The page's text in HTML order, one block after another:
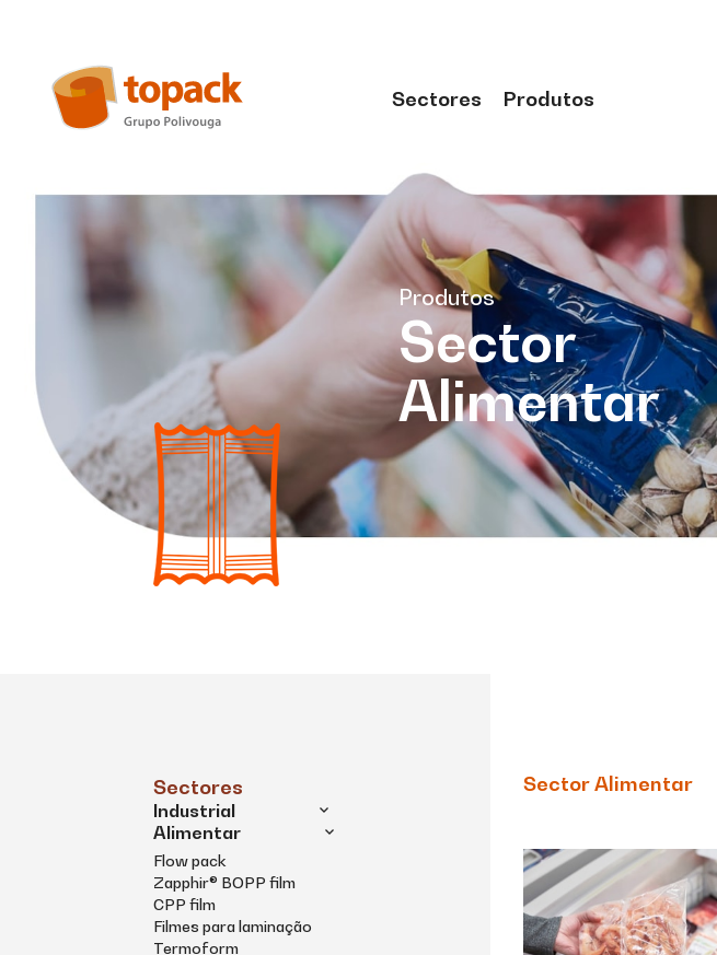
Sectores Produtos
Produtos
Sector
Alimentar
Sectores
Industrial
Alimentar
Flow pack
Zapphir® BOPP film
CPP film
Filmes para laminação
Termoform
Sector Alimentar